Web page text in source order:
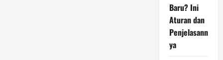
Baru? Ini
Aturan dan
Penjelasann
ya